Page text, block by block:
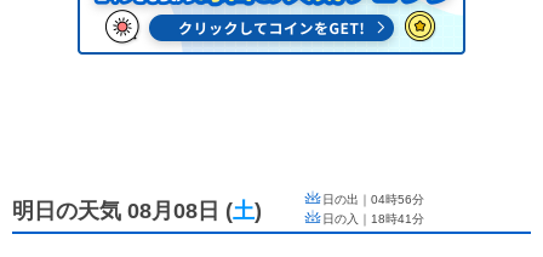
明日の天気 08月08日 (土) 日の出｜ 04時56分
日の入｜ 18時41分